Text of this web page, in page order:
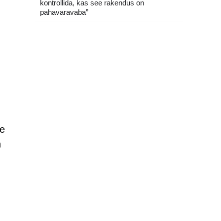
kontrollida, kas see rakendus on
pahavaravaba”